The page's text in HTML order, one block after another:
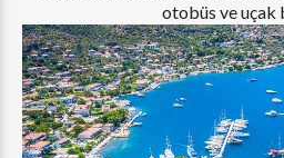
otobüs ve uçak